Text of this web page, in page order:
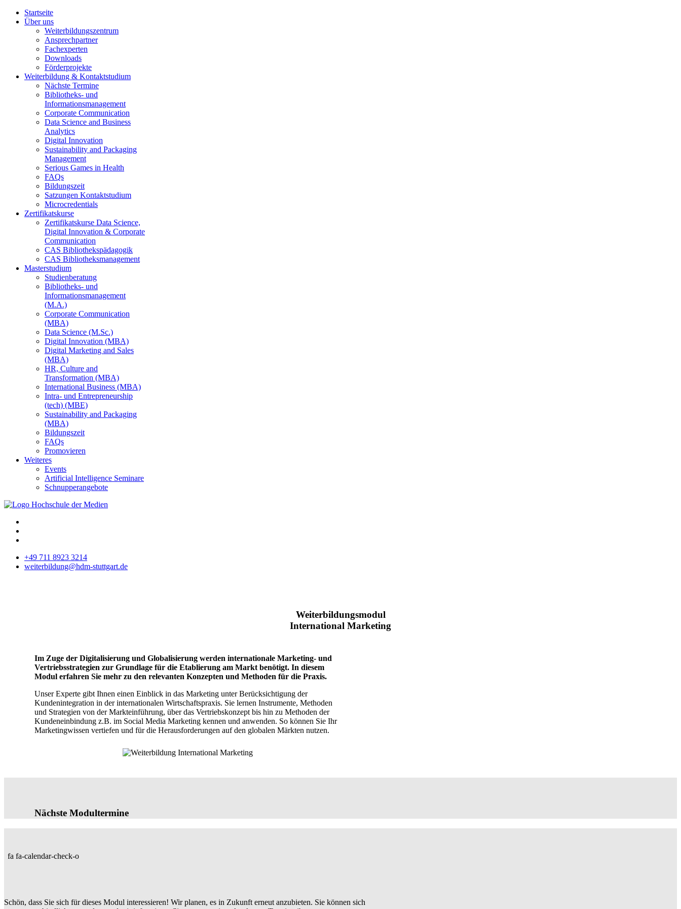
Startseite
Über uns
Weiterbildungszentrum
Ansprechpartner
Fachexperten
Downloads
Förderprojekte
Weiterbildung & Kontaktstudium
Nächste Termine
Bibliotheks- und
Informationsmanagement
Corporate Communication
Data Science and Business
Analytics
Digital Innovation
Sustainability and Packaging
Management
Serious Games in Health
FAQs
Bildungszeit
Satzungen Kontaktstudium
Microcredentials
Zertifikatskurse
Zertifikatskurse Data Science,
Digital Innovation & Corporate
Communication
CAS Bibliothekspädagogik
CAS Bibliotheksmanagement
Masterstudium
Studienberatung
Bibliotheks- und
Informationsmanagement
(M.A.)
Corporate Communication
(MBA)
Data Science (M.Sc.)
Digital Innovation (MBA)
Digital Marketing and Sales
(MBA)
HR, Culture and
Transformation (MBA)
International Business (MBA)
Intra- und Entrepreneurship
(tech) (MBE)
Sustainability and Packaging
(MBA)
Bildungszeit
FAQs
Promovieren
Weiteres
Events
Artificial Intelligence Seminare
Schnupperangebote
+49 711 8923 3214
weiterbildung@hdm-stuttgart.de
Weiterbildungsmodul
International Marketing
Im Zuge der Digitalisierung und Globalisierung werden internationale Marketing- und
Vertriebsstrategien zur Grundlage für die Etablierung am Markt benötigt. In diesem
Modul erfahren Sie mehr zu den relevanten Konzepten und Methoden für die Praxis.
Unser Experte gibt Ihnen einen Einblick in das Marketing unter Berücksichtigung der
Kundenintegration in der internationalen Wirtschaftspraxis. Sie lernen Instrumente, Methoden
und Strategien von der Markteinführung, über das Vertriebskonzept bis hin zu Methoden der
Kundeneinbindung z.B. im Social Media Marketing kennen und anwenden. So können Sie Ihr
Marketingwissen vertiefen und für die Herausforderungen auf den globalen Märkten nutzen.
Nächste Modultermine
fa fa-calendar-check-o
Schön, dass Sie sich für dieses Modul interessieren! Wir planen, es in Zukunft erneut anzubieten. Sie können sich